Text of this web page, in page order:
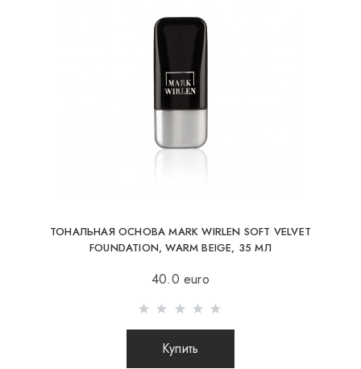
ТОНАЛЬНАЯ ОСНОВА MARK WIRLEN SOFT VELVET
FOUNDATION, WARM BEIGE, 35 МЛ
40.0 euro
Купить